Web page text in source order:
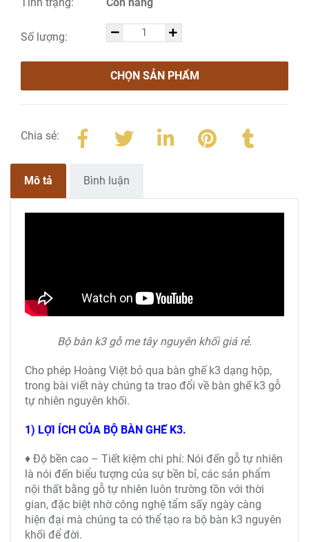
Số lượng:
CHỌN SẢN PHẨM
Chia sẻ:
Mô tả Bình luận
Bộ bàn k3 gỗ me tây nguyên khối giá rẻ.
Cho phép Hoàng Việt bỏ qua bàn ghế k3 dạng hộp,
trong bài viết này chúng ta trao đổi về bàn ghế k3 gỗ
tự nhiên nguyên khối.
1) LỢI ÍCH CỦA BỘ BÀN GHẾ K3.
♦ Độ bền cao – Tiết kiệm chi phí: Nói đến gỗ tự nhiên
là nói đến biểu tượng của sự bền bỉ, các sản phẩm
nội thất bằng gỗ tự nhiên luôn trường tồn với thời
gian, đặc biệt nhờ công nghệ tẩm sấy ngày càng
hiện đại mà chúng ta có thể tạo ra bộ bàn k3 nguyên
khối để đời.